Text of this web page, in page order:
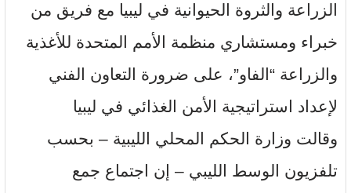
الزراعة والثروة الحيوانية في ليبيا مع فريق من
خبراء ومستشاري منظمة الأمم المتحدة للأغذية
والزراعة “الفاو”، على ضرورة التعاون الفني
لإعداد استراتيجية الأمن الغذائي في ليبيا
وقالت وزارة الحكم المحلي الليبية – بحسب
تلفزيون الوسط الليبي – إن اجتماع جمع